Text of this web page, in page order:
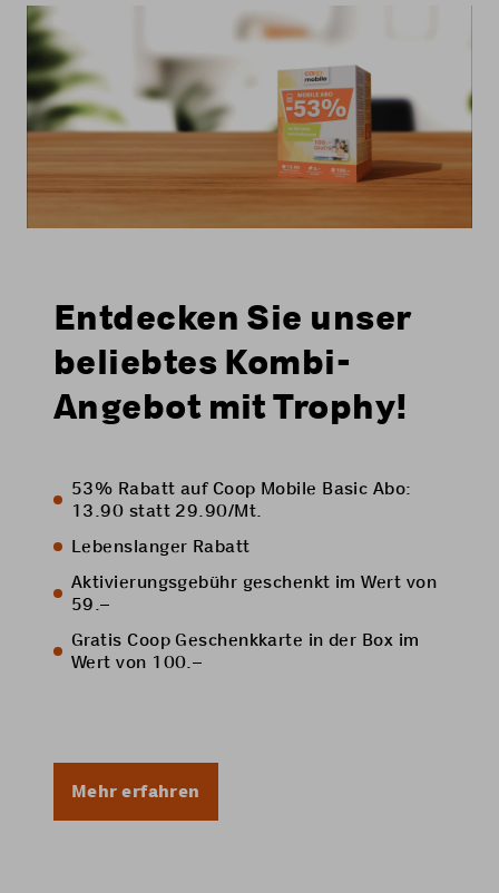
Entdecken Sie unser
beliebtes Kombi-
Angebot mit Trophy!
53% Rabatt auf Coop Mobile Basic Abo:
13.90 statt 29.90/Mt.
Lebenslanger Rabatt
Aktivierungsgebühr geschenkt im Wert von
59.–
Gratis Coop Geschenkkarte in der Box im
Wert von 100.–
Mehr erfahren